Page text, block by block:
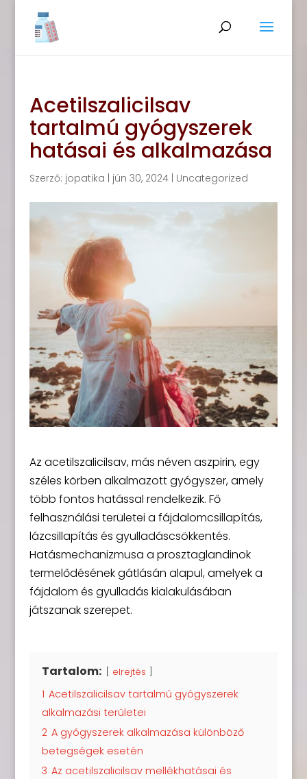
Acetilszalicilsav
tartalmú gyógyszerek
hatásai és alkalmazása
Szerző: jopatika jún 30, 2024| Uncategorized
Az acetilszalicilsav, más néven aszpirin, egy
széles körben alkalmazott gyógyszer, amely
több fontos hatással rendelkezik. Fő
felhasználási területei a fájdalomcsillapítás,
lázcsillapítás és gyulladáscsökkentés.
Hatásmechanizmusa a prosztaglandinok
termelődésének gátlásán alapul, amelyek a
fájdalom és gyulladás kialakulásában
játszanak szerepet.
Tartalom: elrejtés
1 Acetilszalicilsav tartalmú gyógyszerek
alkalmazási területei
2 A gyógyszerek alkalmazása különböző
betegségek esetén
3 Az acetilszalicilsav mellékhatásai és